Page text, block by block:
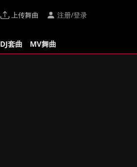
上传舞曲 注册/登录
DJ套曲 MV舞曲